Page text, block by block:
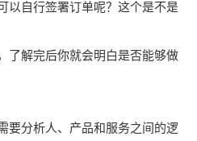
以自行签署订单呢？这个是不是
了解完后你就会明白是否能够做
要分析人、产品和服务之间的逻